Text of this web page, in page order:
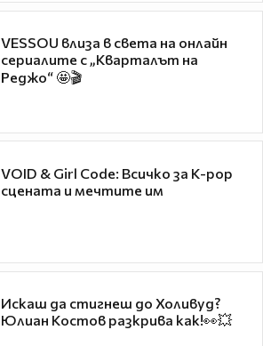
VESSOU влиза в света на онлайн
сериалите с „Кварталът на
Реджо“ 🤩🎬
VOID & Girl Code: Всичко за K-pop
сцената и мечтите им
Искаш да стигнеш до Холивуд?
Юлиан Костов разкрива как!👀💥